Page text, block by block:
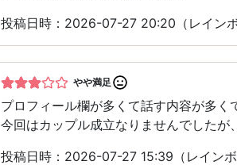
投稿日時：2026-07-27 20:20（レイン
やや満足
プロフィール欄が多くて話す内容が多
今回はカップル成立なりませんでしたが
投稿日時：2026-07-27 15:39（レインボ